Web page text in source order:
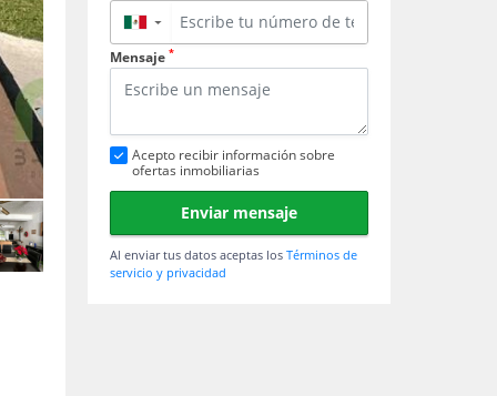
▼
Mensaje *
Acepto recibir información sobre
ofertas inmobiliarias
Enviar mensaje
Al enviar tus datos aceptas los Términos de
servicio y privacidad